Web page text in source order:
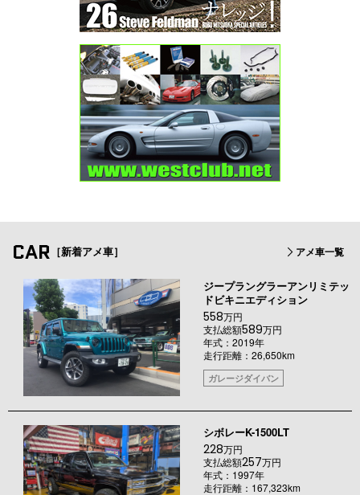
CAR ［新着アメ車］ アメ車一覧
ジープラングラーアンリミテッ
ドビキニエディション
558万円
支払総額589万円
年式：2019年
走行距離：26,650km
ガレージダイバン
シボレーK-1500LT
228万円
支払総額257万円
年式：1997年
走行距離：167,323km